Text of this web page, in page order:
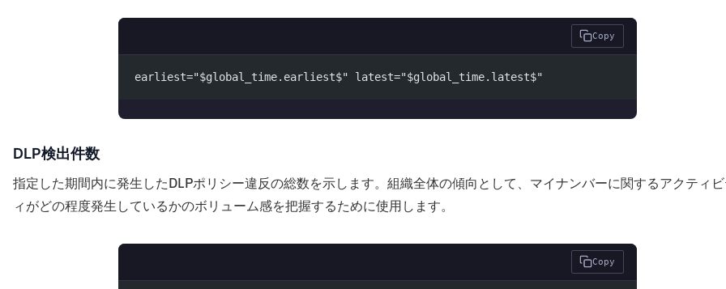
Copy
earliest="$global_time.earliest$" latest="$global_time.latest$"
DLP検出件数
指定した期間内に発生したDLPポリシー違反の総数を示します。組織全体の傾向として、マイナンバーに関するアクティ
ィがどの程度発生しているかのボリューム感を把握するために使用します。
Copy